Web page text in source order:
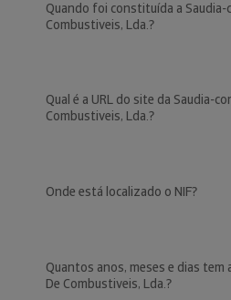
Quando foi constituída a Saudia-
Combustiveis, Lda.?
Qual é a URL do site da Saudia-
Combustiveis, Lda.?
Onde está localizado o NIF?
Quantos anos, meses e dias tem
De Combustiveis, Lda.?